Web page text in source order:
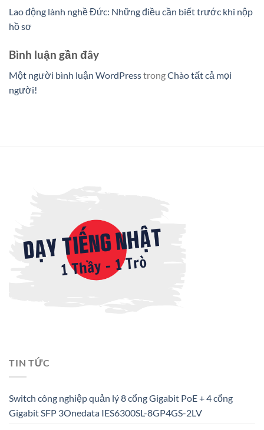
Lao động lành nghề Đức: Những điều cần biết trước khi nộp
hồ sơ
Bình luận gần đây
Một người bình luận WordPresstrongChào tất cả mọi
người!
TIN TỨC
Switch công nghiệp quản lý 8 cổng Gigabit PoE + 4 cổng
Gigabit SFP 3Onedata IES6300SL-8GP4GS-2LV